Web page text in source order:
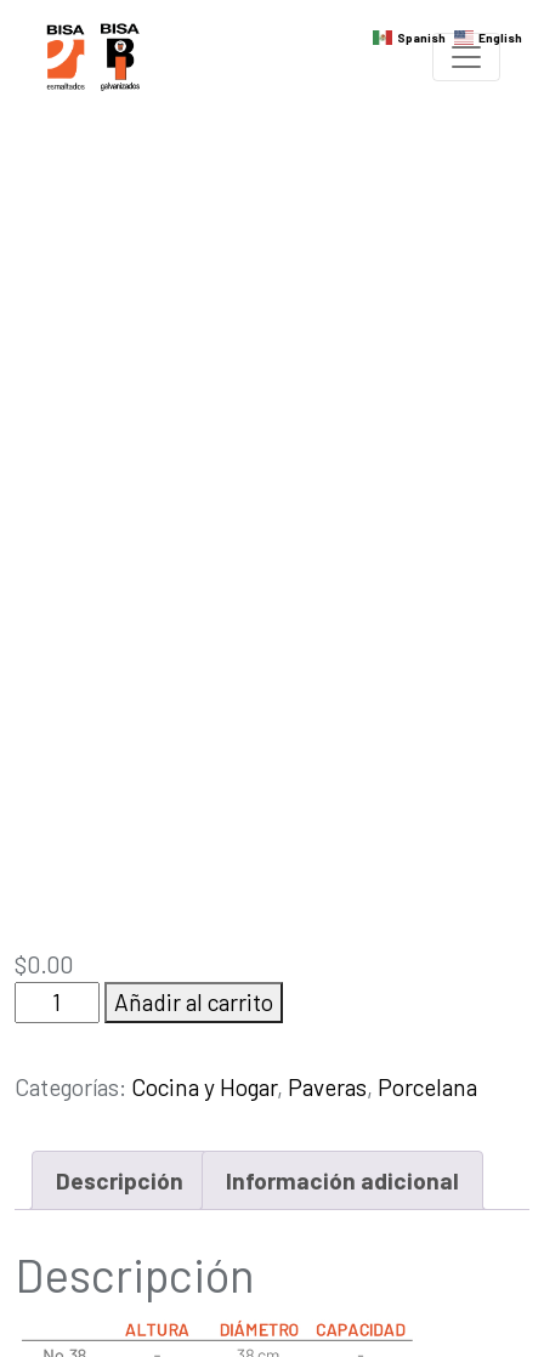
$0.00
Pavera
cantidad
Añadir al carrito
Categorías: Cocina y Hogar, Paveras, Porcelana
Descripción Información adicional
Descripción
Spanish English